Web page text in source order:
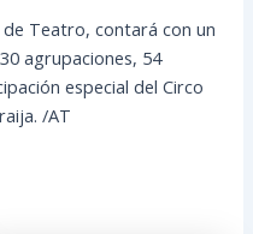
de Teatro, contará con un
agrupaciones, 54
especial del Circo
/AT